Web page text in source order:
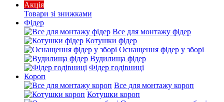
Акція
Товари зі знижками
Фідер
Все для монтажу фідер
Котушки фідер
Оснащення фідер у зборі
Вудилища фідер
Фідер годівниці
Короп
Все для монтажу короп
Котушки короп